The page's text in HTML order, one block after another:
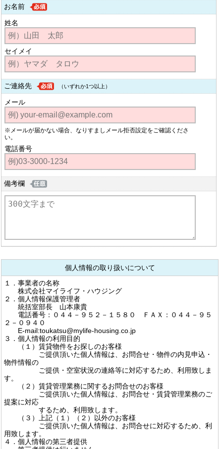
お名前
姓名
セイメイ
ご連絡先 （いずれか1つ以上）
メール
※メールが届かない場合、なりすましメール拒否設定をご確認くださ
い。
電話番号
備考欄
個人情報の取り扱いについて
１．事業者の名称
株式会社マイライフ・ハウジング
２．個人情報保護管理者
統括室部長 山本康貴
電話番号：０４４－９５２－１５８０ ＦＡＸ：０４４－９５
２－０９４０
E-mail:toukatsu@mylife-housing.co.jp
３．個人情報の利用目的
（１）賃貸物件をお探しのお客様
ご提供頂いた個人情報は、お問合せ・物件の内見申込・
物件情報の
ご提供・空室状況の連絡等に対応するため、利用致しま
す。
（２）賃貸管理業務に関するお問合せのお客様
ご提供頂いた個人情報は、お問合せ・賃貸管理業務のご
提案に対応
するため、利用致します。
（３）上記（１）（２）以外のお客様
ご提供頂いた個人情報は、お問合せに対応するため、利
用致します。
４．個人情報の第三者提供